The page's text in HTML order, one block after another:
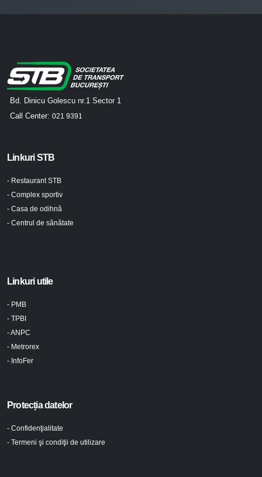
Bd. Dinicu Golescu nr.1 Sector 1
Call Center: 021 9391
Linkuri STB
- Restaurant STB
- Complex sportiv
- Casa de odihnă
- Centrul de sănătate
Linkuri utile
- PMB
- TPBI
- ANPC
- Metrorex
- InfoFer
Protecția datelor
- Confidenţialitate
- Termeni şi condiţii de utilizare